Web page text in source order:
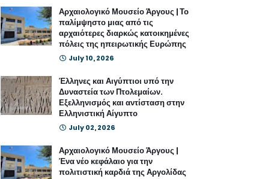
Αρχαιολογικό Μουσείο Άργους | Το
παλίμψηστο μιας από τις
αρχαιότερες διαρκώς κατοικημένες
πόλεις της ηπειρωτικής Ευρώπης
July 10, 2026
Έλληνες και Αιγύπτιοι υπό την
Δυναστεία των Πτολεμαίων.
Εξελληνισμός και αντίσταση στην
Ελληνιστική Αίγυπτο
July 02, 2026
Αρχαιολογικό Μουσείο Άργους |
Ένα νέο κεφάλαιο για την
πολιτιστική καρδιά της Αργολίδας